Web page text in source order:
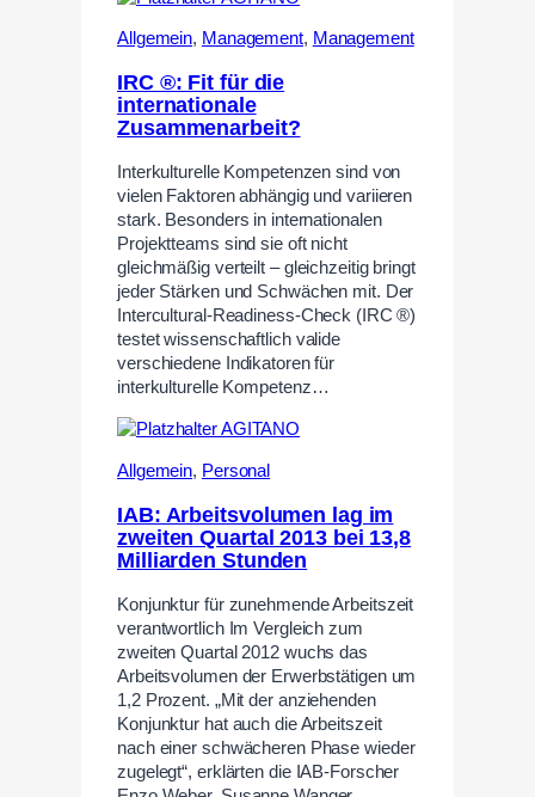
Allgemein, Management, Management
IRC ®: Fit für die
internationale
Zusammenarbeit?
Interkulturelle Kompetenzen sind von
vielen Faktoren abhängig und variieren
stark. Besonders in internationalen
Projektteams sind sie oft nicht
gleichmäßig verteilt – gleichzeitig bringt
jeder Stärken und Schwächen mit. Der
Intercultural-Readiness-Check (IRC ®)
testet wissenschaftlich valide
verschiedene Indikatoren für
interkulturelle Kompetenz…
Allgemein, Personal
IAB: Arbeitsvolumen lag im
zweiten Quartal 2013 bei 13,8
Milliarden Stunden
Konjunktur für zunehmende Arbeitszeit
verantwortlich Im Vergleich zum
zweiten Quartal 2012 wuchs das
Arbeitsvolumen der Erwerbstätigen um
1,2 Prozent. „Mit der anziehenden
Konjunktur hat auch die Arbeitszeit
nach einer schwächeren Phase wieder
zugelegt“, erklärten die IAB-Forscher